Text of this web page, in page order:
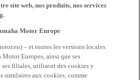
site web, nos produits, nos services
Motor Europe
– et toutes les versions locales
Motor Europes, ainsi que ses
ses filiales, utilisent des cookies y
similaires aux cookies, comme